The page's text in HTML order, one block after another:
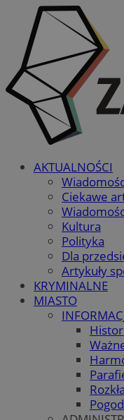
AKTUALNOŚCI
Ciekawe
Kultura
Polityka
Dla
Artykuły
KRYMINALNE
MIASTO